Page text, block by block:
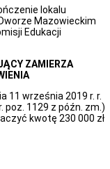
lokalu
Mazowieckim
Edukacji
ZAMIERZA
11 września 2019 r. r.
poz. 1129 z późn. zm.)
kwotę 230 000 zł